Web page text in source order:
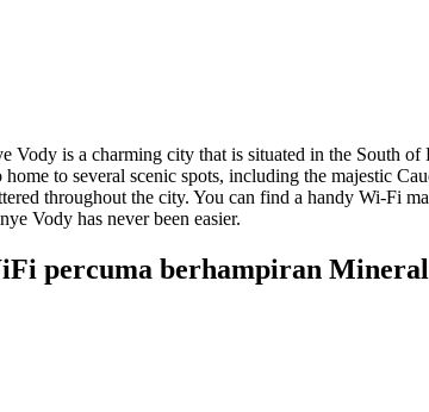
Vody is a charming city that is situated in the South
to several scenic spots, including the majestic
throughout the city. You can find a handy Wi-Fi
Vody has never been easier.
percuma berhampiran